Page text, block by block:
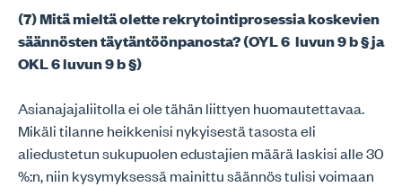
(7) Mitä mieltä olette rekrytointiprosessia koskevien
säännösten täytäntöönpanosta? (OYL 6 luvun 9 b § ja
OKL 6 luvun 9 b §)
Asianajajaliitolla ei ole tähän liittyen huomautettavaa.
Mikäli tilanne heikkenisi nykyisestä tasosta eli
aliedustetun sukupuolen edustajien määrä laskisi alle 30
%:n, niin kysymyksessä mainittu säännös tulisi voimaan